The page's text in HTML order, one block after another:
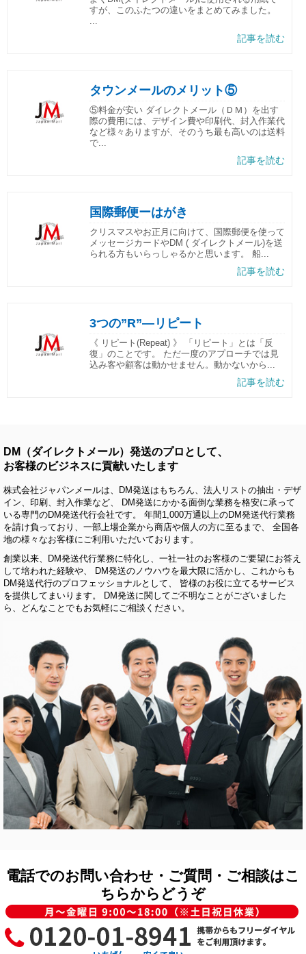
すが、このふたつの違いをまとめてみました。
記事を読む
タウンメールのメリット⑤
⑤料金が安い ダイレクトメール（ＤＭ）を出す
際の費用には、デザイン費や印刷代、封入作業代
など様々ありますが、そのうち最も高いのは送料
で...
記事を読む
国際郵便ーはがき
クリスマスやお正月に向けて、国際郵便を使って
メッセージカードやDM ( ダイレクトメール)を送
られる方もいらっしゃるかと思います。 船...
記事を読む
3つの”R”―リピート
《 リピート(Repeat) 》 「リピート」とは「反
復」のことです。 ただ一度のアプローチでは見
込み客や顧客は動かせません。動かないから...
記事を読む
DM（ダイレクトメール）発送のプロとして、
お客様のビジネスに貢献いたします
株式会社ジャパンメールは、DM発送はもちろん、法人リストの抽出・デザ
イン、印刷、封入作業など、 DM発送にかかる面倒な業務を格安に承って
いる専門のDM発送代行会社です。 年間1,000万通以上のDM発送代行業務
を請け負っており、一部上場企業から商店や個人の方に至るまで、 全国各
地の様々なお客様にご利用いただいております。
創業以来、DM発送代行業務に特化し、一社一社のお客様のご要望にお答え
して培われた経験や、 DM発送のノウハウを最大限に活かし、これからも
DM発送代行のプロフェッショナルとして、 皆様のお役に立てるサービス
を提供してまいります。 DM発送に関してご不明なことがございました
ら、どんなことでもお気軽にご相談ください。
電話でのお問い合わせ・ご質問・ご相談はこ
ちらからどうぞ